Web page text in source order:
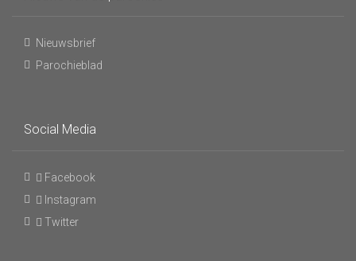
Nieuwsbrief
Parochieblad
Social Media
Facebook
Instagram
Twitter